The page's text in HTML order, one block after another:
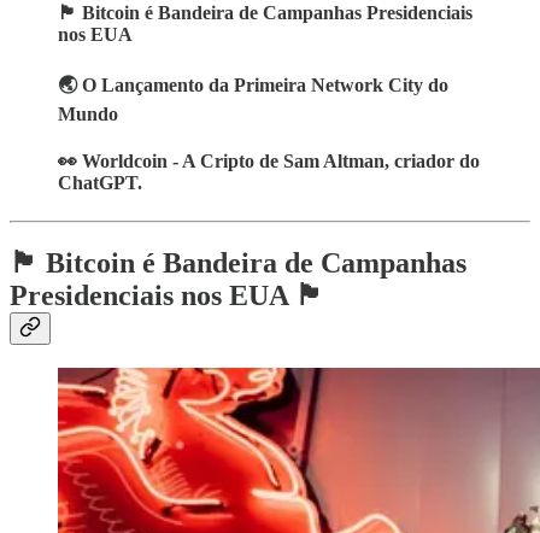
🏴 Bitcoin é Bandeira de Campanhas Presidenciais
nos EUA
🌏 O Lançamento da Primeira Network City do
Mundo
👀 Worldcoin - A Cripto de Sam Altman, criador do
ChatGPT.
🏴 Bitcoin é Bandeira de Campanhas
Presidenciais nos EUA 🏴